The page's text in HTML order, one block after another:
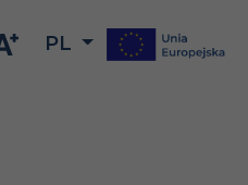
PL